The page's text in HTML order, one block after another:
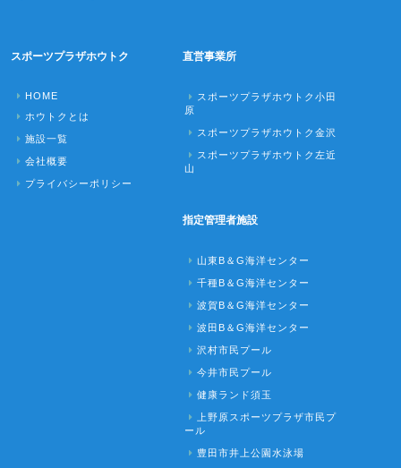
スポーツプラザホウトク
HOME
ホウトクとは
施設一覧
会社概要
プライバシーポリシー
直営事業所
スポーツプラザホウトク小田
原
スポーツプラザホウトク金沢
スポーツプラザホウトク左近
山
指定管理者施設
山東B＆G海洋センター
千種B＆G海洋センター
波賀B＆G海洋センター
波田B＆G海洋センター
沢村市民プール
今井市民プール
健康ランド須玉
上野原スポーツプラザ市民プ
ール
豊田市井上公園水泳場